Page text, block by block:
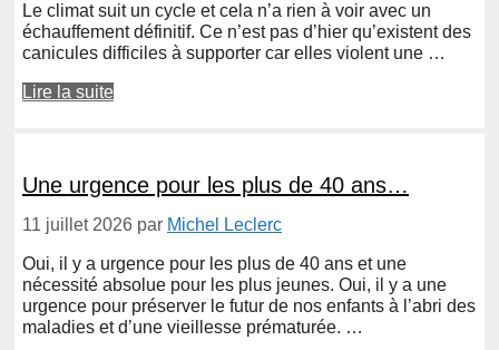
Le climat suit un cycle et cela n’a rien à voir avec un
échauffement définitif. Ce n’est pas d’hier qu’existent des
canicules difficiles à supporter car elles violent une …
Lire la suite
Une urgence pour les plus de 40 ans…
11 juillet 2026 par Michel Leclerc
Oui, il y a urgence pour les plus de 40 ans et une
nécessité absolue pour les plus jeunes. Oui, il y a une
urgence pour préserver le futur de nos enfants à l’abri des
maladies et d’une vieillesse prématurée. …